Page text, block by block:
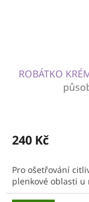
ROBÁTKO
240 Kč
Pro ošetřování
plenkové oblasti